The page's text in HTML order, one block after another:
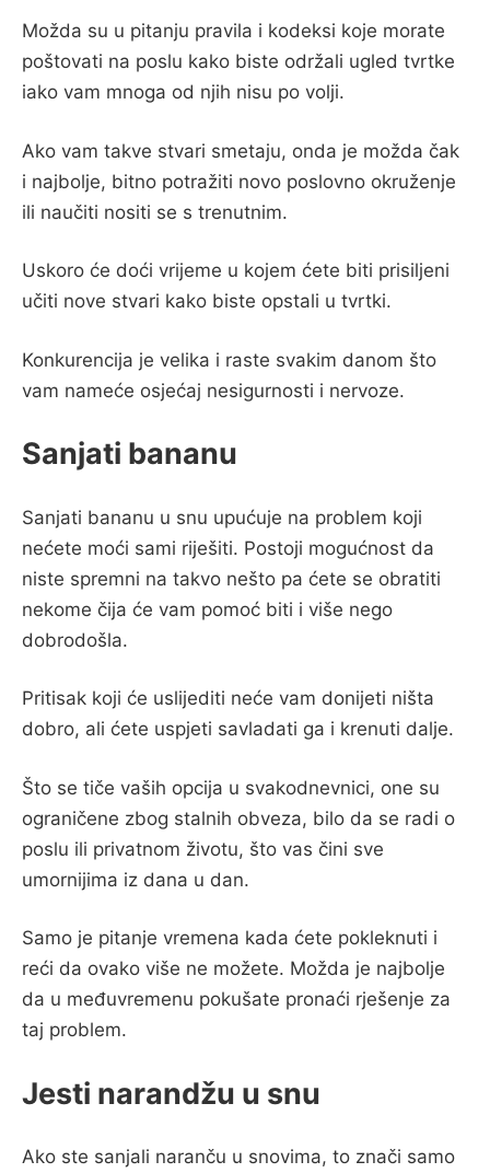
Možda su u pitanju pravila i kodeksi koje morate
poštovati na poslu kako biste održali ugled tvrtke
iako vam mnoga od njih nisu po volji.
Ako vam takve stvari smetaju, onda je možda čak
i najbolje, bitno potražiti novo poslovno okruženje
ili naučiti nositi se s trenutnim.
Uskoro će doći vrijeme u kojem ćete biti prisiljeni
učiti nove stvari kako biste opstali u tvrtki.
Konkurencija je velika i raste svakim danom što
vam nameće osjećaj nesigurnosti i nervoze.
Sanjati bananu
Sanjati bananu u snu upućuje na problem koji
nećete moći sami riješiti. Postoji mogućnost da
niste spremni na takvo nešto pa ćete se obratiti
nekome čija će vam pomoć biti i više nego
dobrodošla.
Pritisak koji će uslijediti neće vam donijeti ništa
dobro, ali ćete uspjeti savladati ga i krenuti dalje.
Što se tiče vaših opcija u svakodnevnici, one su
ograničene zbog stalnih obveza, bilo da se radi o
poslu ili privatnom životu, što vas čini sve
umornijima iz dana u dan.
Samo je pitanje vremena kada ćete pokleknuti i
reći da ovako više ne možete. Možda je najbolje
da u međuvremenu pokušate pronaći rješenje za
taj problem.
Jesti narandžu u snu
Ako ste sanjali naranču u snovima, to znači samo